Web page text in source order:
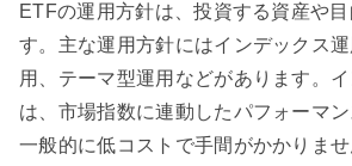
ETFの運用方針は、投資する資産や
す。主な運用方針にはインデックス
用、テーマ型運用などがあります。
は、市場指数に連動したパフォーマン
一般的に低コストで手間がかかりま